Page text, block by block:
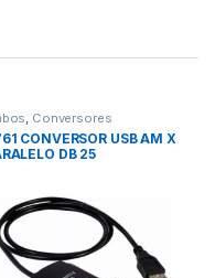
, Conversores
CONVERSOR USB AM X
DB 25